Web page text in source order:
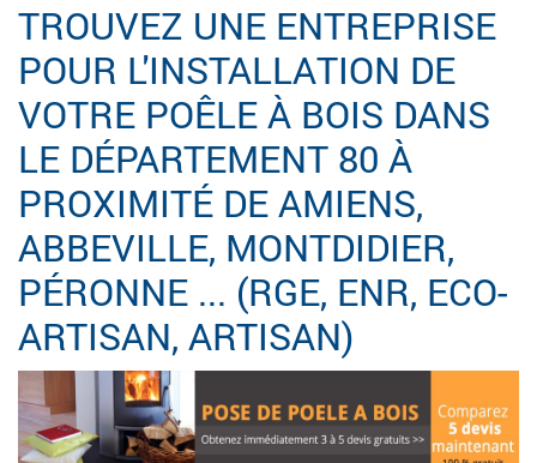
TROUVEZ UNE ENTREPRISE
POUR L'INSTALLATION DE
VOTRE POÊLE À BOIS DANS
LE DÉPARTEMENT 80 À
PROXIMITÉ DE AMIENS,
ABBEVILLE, MONTDIDIER,
PÉRONNE ... (RGE, ENR, ECO-
ARTISAN, ARTISAN)